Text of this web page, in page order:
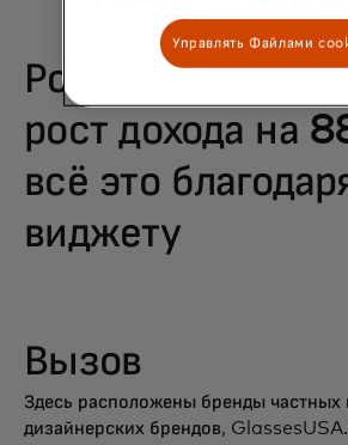
Рост покупок на
рост дохода на
всё это
виджету
Вызов
Здесь расположены бренды частных
дизайнерских брендов,
Управлять Файлами